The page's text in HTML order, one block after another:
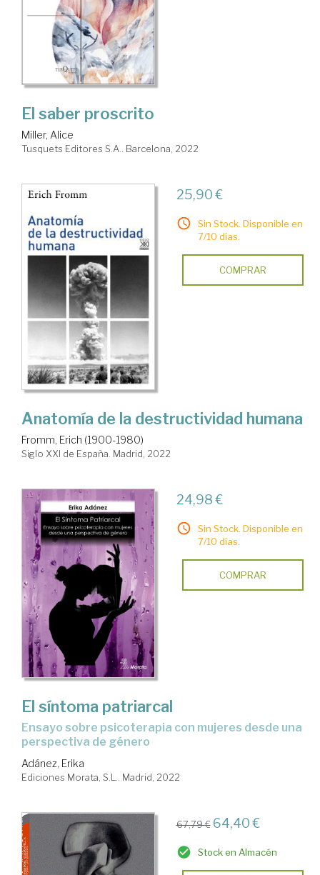
El saber proscrito
Miller, Alice
Tusquets Editores S.A.. Barcelona, 2022
25,90 €
Sin Stock. Disponible en
7/10 días.
COMPRAR
Anatomía de la destructividad humana
Fromm, Erich (1900-1980)
Siglo XXI de España. Madrid, 2022
24,98 €
Sin Stock. Disponible en
7/10 días.
COMPRAR
El síntoma patriarcal
ensayo sobre psicoterapia con mujeres desde una
perspectiva de género
Adánez, Erika
Ediciones Morata, S.L.. Madrid, 2022
67,79 € 64,40 €
Stock en Almacén